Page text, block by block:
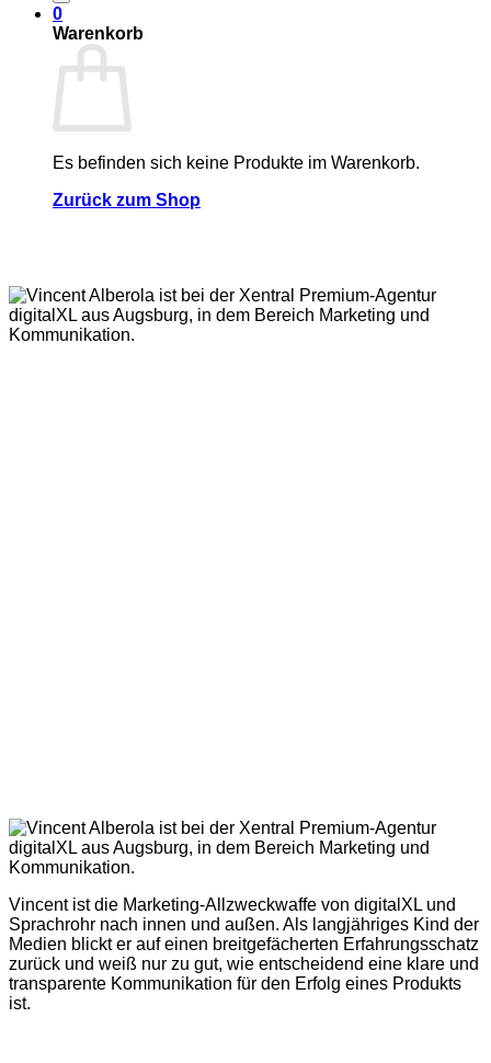
0
Warenkorb
Es befinden sich keine Produkte im Warenkorb.
Zurück zum Shop
Vincent ist die Marketing-Allzweckwaffe von digitalXL und
Sprachrohr nach innen und außen. Als langjähriges Kind der
Medien blickt er auf einen breitgefächerten Erfahrungsschatz
zurück und weiß nur zu gut, wie entscheidend eine klare und
transparente Kommunikation für den Erfolg eines Produkts
ist.